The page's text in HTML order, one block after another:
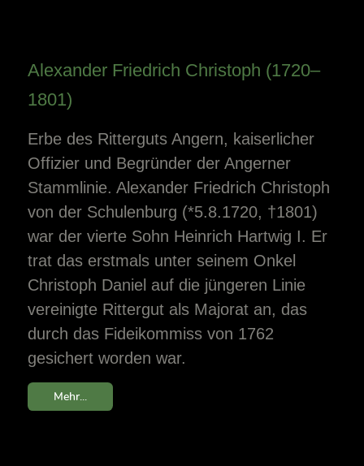
Alexander Friedrich Christoph (1720–
1801)
Erbe des Ritterguts Angern, kaiserlicher
Offizier und Begründer der Angerner
Stammlinie. Alexander Friedrich Christoph
von der Schulenburg (*5.8.1720, †1801)
war der vierte Sohn Heinrich Hartwig I. Er
trat das erstmals unter seinem Onkel
Christoph Daniel auf die jüngeren Linie
vereinigte Rittergut als Majorat an, das
durch das Fideikommiss von 1762
gesichert worden war.
Mehr...